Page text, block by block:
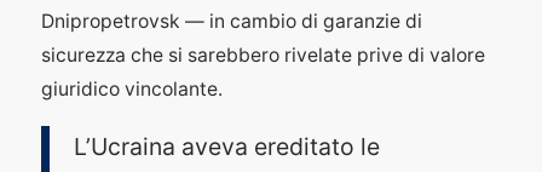
Dnipropetrovsk — in cambio di garanzie di
sicurezza che si sarebbero rivelate prive di valore
giuridico vincolante.
L’Ucraina aveva ereditato le